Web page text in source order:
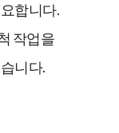
합니다.
작업을
니다.